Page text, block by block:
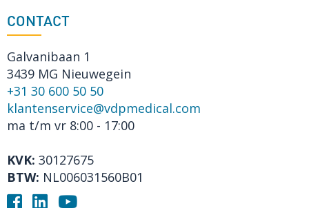
CONTACT
Galvanibaan 1
3439 MG Nieuwegein
+31 30 600 50 50
klantenservice@vdpmedical.com
ma t/m vr 8:00 - 17:00
KVK: 30127675
BTW: NL006031560B01